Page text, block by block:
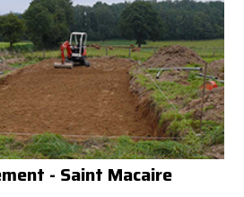
- Saint Macaire